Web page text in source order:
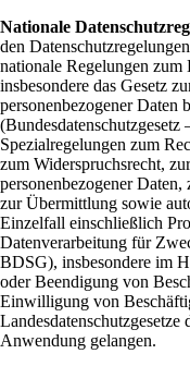
Nationale
den
nationale Regelungen
insbesondere das Gesetz
personenbezogener Daten
Spezialregelungen zum
zum Widerspruchsrecht,
personenbezogener
zur Übermittlung sowie
Einzelfall einschließlich
Datenverarbeitung für
BDSG), insbesondere im
oder Beendigung von
Einwilligung von
Anwendung gelangen.